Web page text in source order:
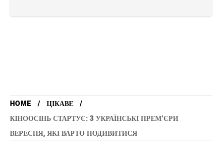
HOME
ЦІКАВЕ
КІНООСІНЬ СТАРТУЄ: 3 УКРАЇНСЬКІ ПРЕМ’ЄРИ
ВЕРЕСНЯ, ЯКІ ВАРТО ПОДИВИТИСЯ